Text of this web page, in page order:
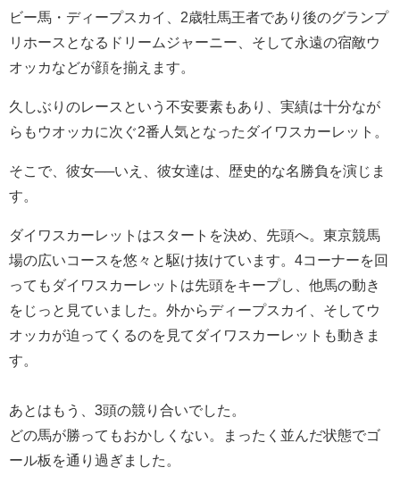
ビー馬・ディープスカイ、2歳牡馬王者であり後のグランプ
リホースとなるドリームジャーニー、そして永遠の宿敵ウ
オッカなどが顔を揃えます。
久しぶりのレースという不安要素もあり、実績は十分なが
らもウオッカに次ぐ2番人気となったダイワスカーレット。
そこで、彼女──いえ、彼女達は、歴史的な名勝負を演じま
す。
ダイワスカーレットはスタートを決め、先頭へ。東京競馬
場の広いコースを悠々と駆け抜けています。4コーナーを回
ってもダイワスカーレットは先頭をキープし、他馬の動き
をじっと見ていました。外からディープスカイ、そしてウ
オッカが迫ってくるのを見てダイワスカーレットも動きま
す。
あとはもう、3頭の競り合いでした。
どの馬が勝ってもおかしくない。まったく並んだ状態でゴ
ール板を通り過ぎました。